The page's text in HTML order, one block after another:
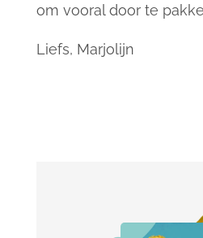
om vooral door te
Liefs, Marjolijn